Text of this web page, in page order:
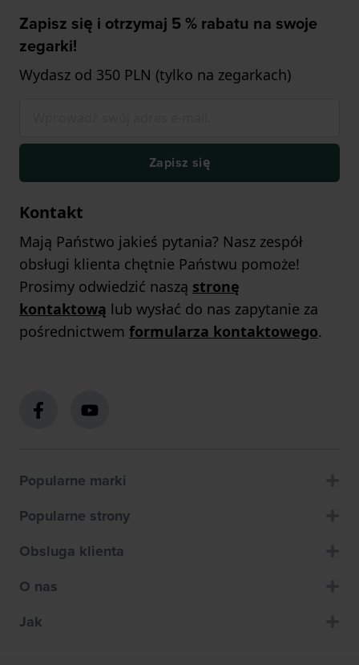
Zapisz się i otrzymaj 5 % rabatu na swoje
zegarki!
Wydasz od 350 PLN (tylko na zegarkach)
Zapisz się
Kontakt
Mają Państwo jakieś pytania? Nasz zespół
obsługi klienta chętnie Państwu pomoże!
Prosimy odwiedzić naszą stronę
kontaktową lub wysłać do nas zapytanie za
pośrednictwem formularza kontaktowego.
Popularne marki
Popularne strony
Obsluga klienta
O nas
Jak